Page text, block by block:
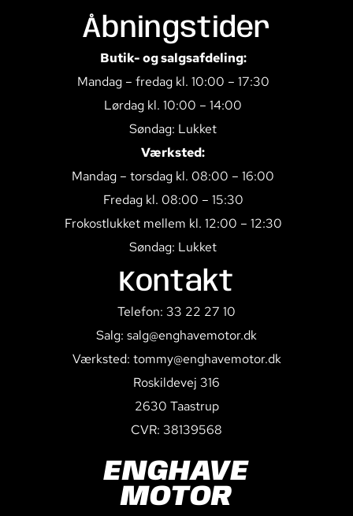
Åbningstider
Butik- og salgsafdeling:
Mandag – fredag kl. 10:00 – 17:30
Lørdag kl. 10:00 – 14:00
Søndag: Lukket
Værksted:
Mandag – torsdag kl. 08:00 – 16:00
Fredag kl. 08:00 – 15:30
Frokostlukket mellem kl. 12:00 – 12:30
Søndag: Lukket
Kontakt
Telefon: 33 22 27 10
Salg: salg@enghavemotor.dk
Værksted: tommy@enghavemotor.dk
Roskildevej 316
2630 Taastrup
CVR: 38139568
ENGHAVE
MOTOR